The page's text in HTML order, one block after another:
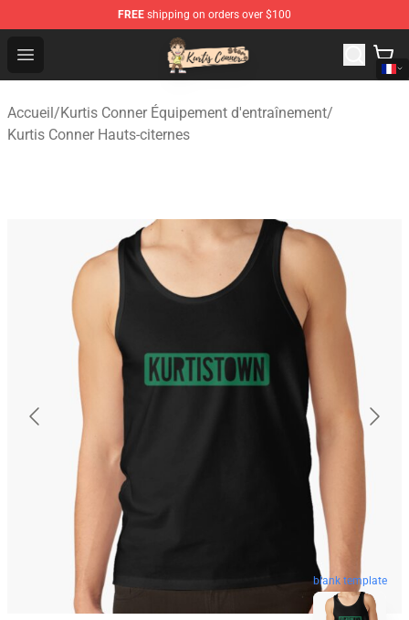
FREE shipping on orders over $100
Open menu
Kurtis Conner Store - Official Kurtis Conner Merchandise
Accueil/Kurtis Conner Équipement d'entraînement/
Kurtis Conner Hauts-citernes
blank template